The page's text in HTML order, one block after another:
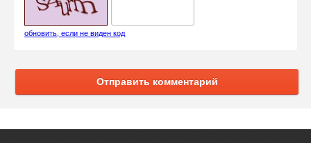
обновить, если не виден код
Отправить комментарий